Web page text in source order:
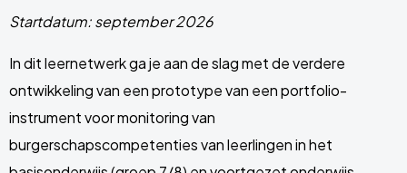
Startdatum: september 2026
In dit leernetwerk ga je aan de slag met de verdere
ontwikkeling van een prototype van een portfolio-
instrument voor monitoring van
burgerschapscompetenties van leerlingen in het